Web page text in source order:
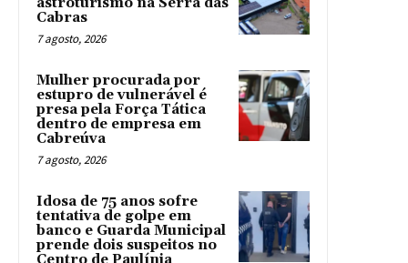
Cabras
7 agosto, 2026
Mulher procurada por
estupro de vulnerável é
presa pela Força Tática
dentro de empresa em
Cabreúva
7 agosto, 2026
Idosa de 75 anos sofre
tentativa de golpe em
banco e Guarda Municipal
prende dois suspeitos no